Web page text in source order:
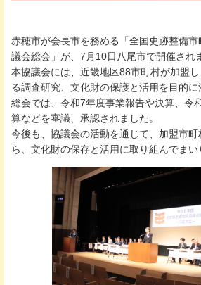
赤穂市が会長市を務める「全国史跡整備
議会総会」が、7月10日八尾市で開催され
本協議会には、近畿地区88市町村が加盟
る調査研究、文化財の保護と活用を目的に
総会では、令和7年度事業報告や決算、令
算などを審議、承認されました。
今後も、協議会の活動を通じて、加盟市
ら、文化財の保存と活用に取り組んでまい